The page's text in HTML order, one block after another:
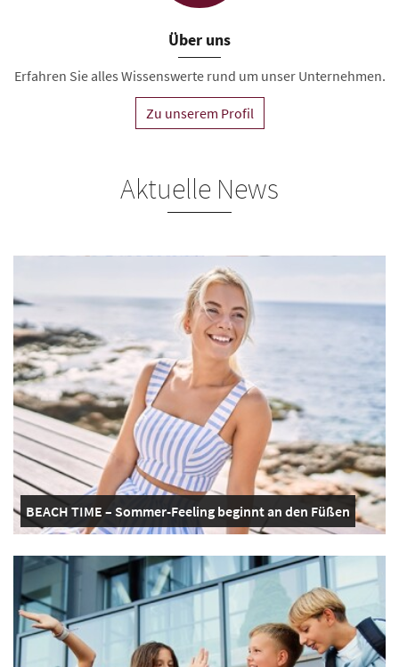
Über uns
Erfahren Sie alles Wissenswerte rund um unser Unternehmen.
Zu unserem Profil
Aktuelle News
BEACH TIME – Sommer-Feeling beginnt an den Füßen